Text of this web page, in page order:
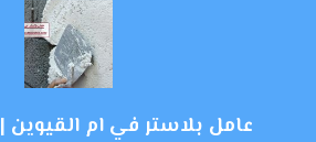
عامل بلاستر في ام القيوين |0558509053